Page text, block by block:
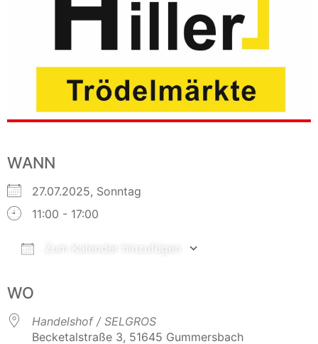
WANN
27.07.2025, Sonntag
11:00 - 17:00
Zum Kalender hinzufügen
WO
Handelshof / SELGROS
Becketalstraße 3, 51645 Gummersbach